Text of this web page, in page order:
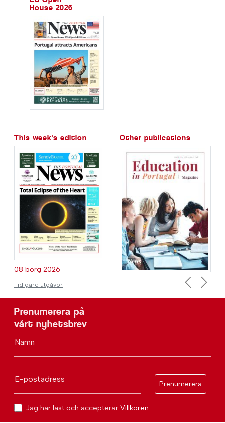
House 2026
This week's edition
08 borg 2026
Tidigare utgåvor
Other publications
Previous
Next
Prenumerera på
vårt nyhetsbrev
Namn
E-postadress
Prenumerera
Jag har läst och accepterar Villkoren